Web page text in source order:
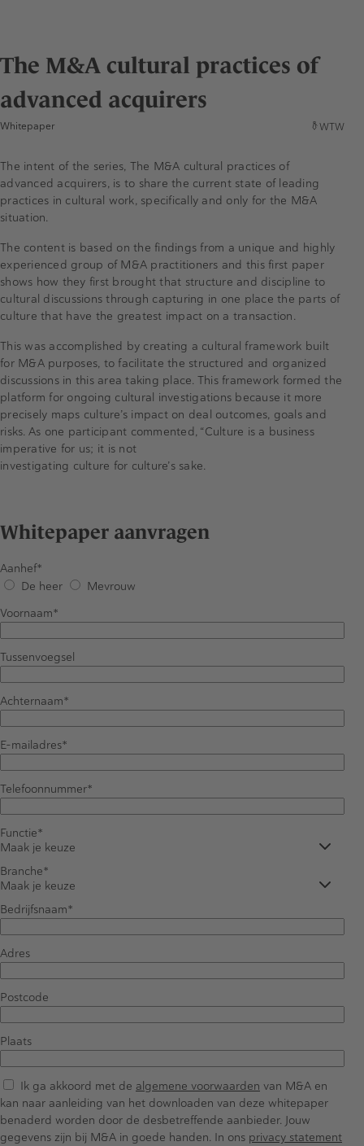
The M&A cultural practices of
advanced acquirers
Whitepaper WTW
The intent of the series, The M&A cultural practices of
advanced acquirers, is to share the current state of leading
practices in cultural work, specifically and only for the M&A
situation.
The content is based on the findings from a unique and highly
experienced group of M&A practitioners and this first paper
shows how they first brought that structure and discipline to
cultural discussions through capturing in one place the parts of
culture that have the greatest impact on a transaction.
This was accomplished by creating a cultural framework built
for M&A purposes, to facilitate the structured and organized
discussions in this area taking place. This framework formed the
platform for ongoing cultural investigations because it more
precisely maps culture’s impact on deal outcomes, goals and
risks. As one participant commented, “Culture is a business
imperative for us; it is not
investigating culture for culture’s sake.
Whitepaper aanvragen
Aanhef
De heer
Mevrouw
Voornaam
Tussenvoegsel
Achternaam
E-mailadres
Telefoonnummer
Functie
Maak je keuze
Branche
Maak je keuze
Bedrijfsnaam
Adres
Postcode
Plaats
Ik ga akkoord met de algemene voorwaarden van M&A en
kan naar aanleiding van het downloaden van deze whitepaper
benaderd worden door de desbetreffende aanbieder. Jouw
gegevens zijn bij M&A in goede handen. In ons privacy statement